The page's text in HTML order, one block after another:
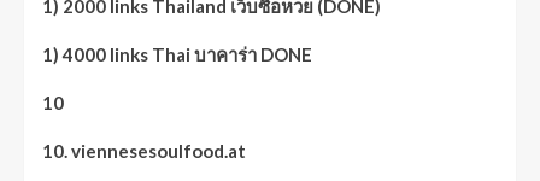
1) 2000 links Thailand เว็บซื้อหวย (DONE)
1) 4000 links Thai บาคาร่า DONE
10
10. viennesesoulfood.at